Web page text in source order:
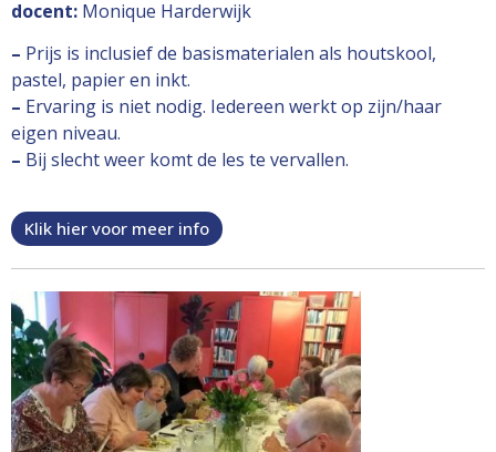
docent: Monique Harderwijk
– Prijs is inclusief de basismaterialen als houtskool,
pastel, papier en inkt.
– Ervaring is niet nodig. Iedereen werkt op zijn/haar
eigen niveau.
– Bij slecht weer komt de les te vervallen.
Klik hier voor meer info